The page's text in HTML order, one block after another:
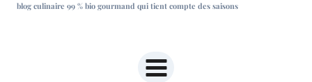
blog culinaire 99 % bio gourmand qui tient compte des saisons